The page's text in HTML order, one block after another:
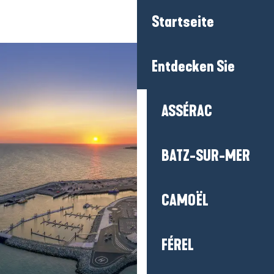
Startseite
Entdecken Sie
ASSÉRAC
BATZ-SUR-MER
CAMOËL
FÉREL